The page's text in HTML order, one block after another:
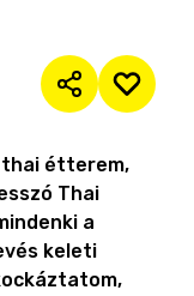
étterem,
Thai
a
keleti